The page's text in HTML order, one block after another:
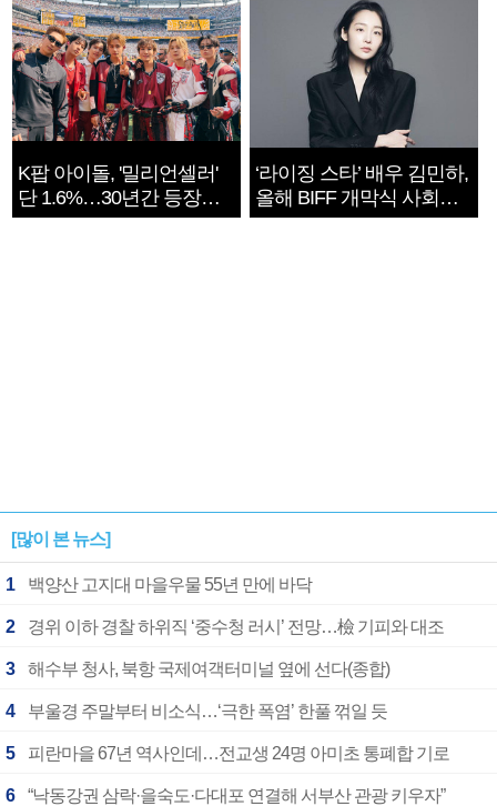
K팝 아이돌, '밀리언셀러'
단 1.6%…30년간 등장
1182개팀 전수조사
‘라이징 스타’ 배우 김민하,
올해 BIFF 개막식 사회자
확정
[많이 본 뉴스]
1 백양산 고지대 마을우물 55년 만에 바닥
2 경위 이하 경찰 하위직 ‘중수청 러시’ 전망…檢 기피와 대조
3 해수부 청사, 북항 국제여객터미널 옆에 선다(종합)
4 부울경 주말부터 비소식…‘극한 폭염’ 한풀 꺾일 듯
5 피란마을 67년 역사인데…전교생 24명 아미초 통폐합 기로
6 “낙동강권 삼락·을숙도·다대포 연결해 서부산 관광 키우자”